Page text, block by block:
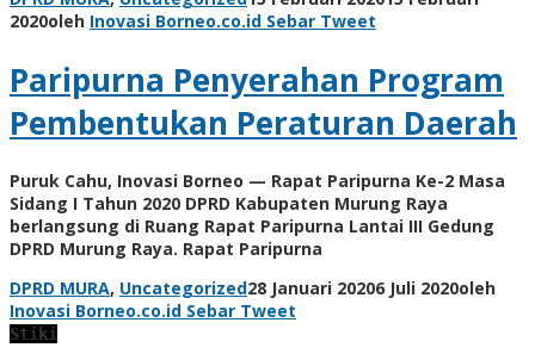
2020oleh Inovasi Borneo.co.id Sebar Tweet
Paripurna Penyerahan Program
Pembentukan Peraturan Daerah
Puruk Cahu, Inovasi Borneo — Rapat Paripurna Ke-2 Masa
Sidang I Tahun 2020 DPRD Kabupaten Murung Raya
berlangsung di Ruang Rapat Paripurna Lantai III Gedung
DPRD Murung Raya. Rapat Paripurna
DPRD MURA, Uncategorized28 Januari 20206 Juli 2020oleh
Inovasi Borneo.co.id Sebar Tweet
Stiki